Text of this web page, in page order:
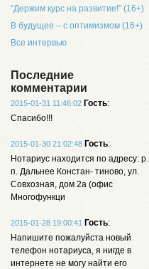
"Держим курс на развитие!" (16+)
В будущее – с оптимизмом (16+)
Все интервью
Последние
комментарии
2015-01-31 11:46:02 Гость:
Спасибо!!!
2015-01-30 21:02:48 Гость:
Нотариус находится по адресу: р.
п. Дальнее Констан- тиново, ул.
Совхозная, дом 2а (офис
Многофункци
2015-01-28 19:00:41 Гость:
Напишите пожалуйста новый
телефон нотариуса, я нигде в
интернете не могу найти его